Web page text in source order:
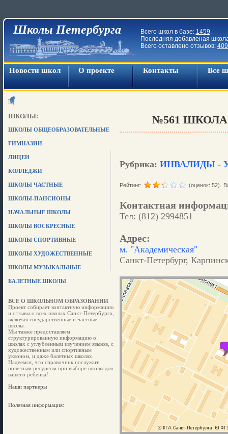
Школы Петербурга Всего школ в базе: 1459.
Последняя добавленая
Всего оставлено отзывов:
Новости школ О проекте Контакты Все
ШКОЛЫ:
ШКОЛЫ ОБЩЕОБРАЗОВАТЕЛЬНЫЕ
ГИМНАЗИИ
ЛИЦЕИ
КОЛЛЕДЖИ
ШКОЛЫ ЧАСТНЫЕ
ШКОЛЫ-ПАНСИОНЫ
НАЧАЛЬНЫЕ ШКОЛЫ
ШКОЛЫ ВОСКРЕСНЫЕ
ШКОЛЫ СПОРТИВНЫЕ
ШКОЛЫ ХУДОЖЕСТВЕННЫЕ
ШКОЛЫ МУЗЫКАЛЬНЫЕ
БАЛЕТНЫЕ ШКОЛЫ
ВСЕ О ШКОЛЬНОМ ОБРАЗОВАНИИ
Проект собирает контактную информацию
и отзывы о всех школах Санкт-Петербурга,
включая государственные и частные
школы.
Мы также предоставляем
структурированную информацию о
школах с углубленным изучением языков, с
художественным или спортивным
уклоном, и даже балетных школах.
Надеемся, что справочник послужит
полезным ресурсом при выборе школы для
вашего ребенка!
Наши партнеры
Полезная информация:
№561
Рубрика: ИНВАЛИДЫ -
Рейтинг: (оценок: 52).
Контактная
Тел: (812) 2994851
Адрес:
м. "Академическая"
Санкт-Петербург,